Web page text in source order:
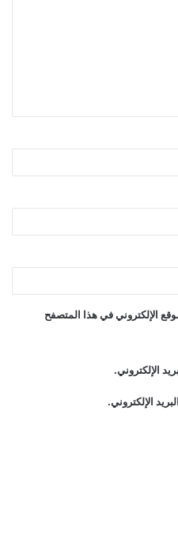
الإلكتروني في هذا المتصفح
الإلكتروني.
الإلكتروني.